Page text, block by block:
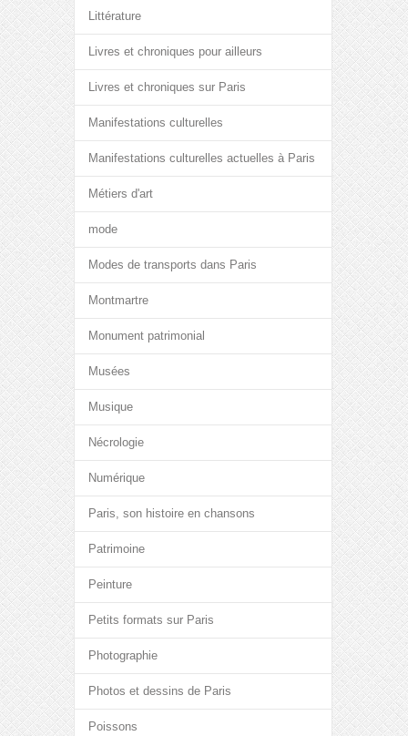
Littérature
Livres et chroniques pour ailleurs
Livres et chroniques sur Paris
Manifestations culturelles
Manifestations culturelles actuelles à Paris
Métiers d'art
mode
Modes de transports dans Paris
Montmartre
Monument patrimonial
Musées
Musique
Nécrologie
Numérique
Paris, son histoire en chansons
Patrimoine
Peinture
Petits formats sur Paris
Photographie
Photos et dessins de Paris
Poissons